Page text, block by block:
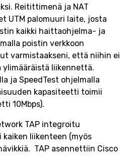
Reitittimenä ja NAT
UTM palomuuri laite, josta
kaikki haittaohjelma- ja
poistin verkkoon
varmistaakseni, että niihin ei
liikennettä.
ja SpeedTest ohjelmalla
kapasiteetti toimii
10Mbps).
TAP integroitu
kaiken liikenteen (myös
TAP asennettiin Cisco